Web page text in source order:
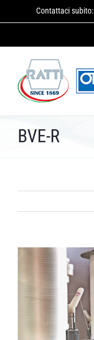
Contattaci subito:
BVE-R